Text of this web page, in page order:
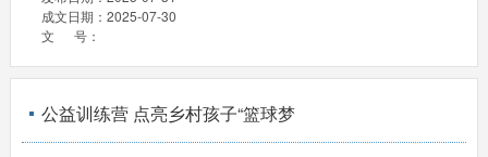
成文日期： 2025-07-30
文 号：
公益训练营 点亮乡村孩子“篮球梦